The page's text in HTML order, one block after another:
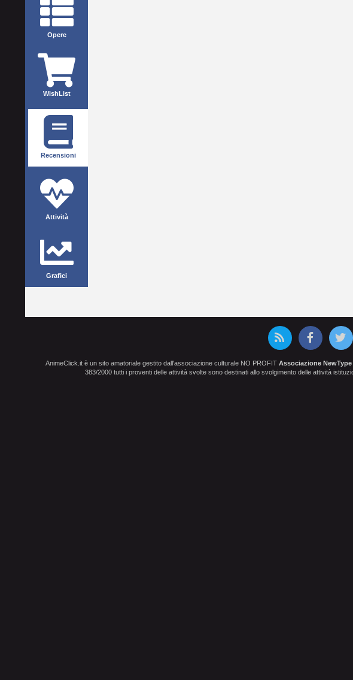
Opere
WishList
Recensioni
Attività
Grafici
AnimeClick.it è un sito amatoriale gestito dall'associazione culturale NO PROFIT Associazione NewType
383/2000 tutti i proventi delle attività svolte sono destinati allo svolgimento delle attività